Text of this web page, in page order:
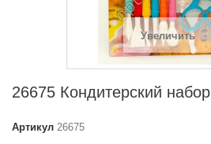
Увеличить
26675 Кондитерский набор
Артикул 26675